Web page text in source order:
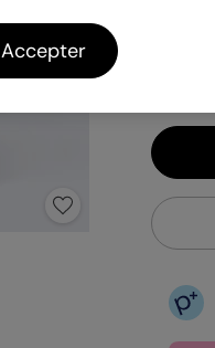
Accepter